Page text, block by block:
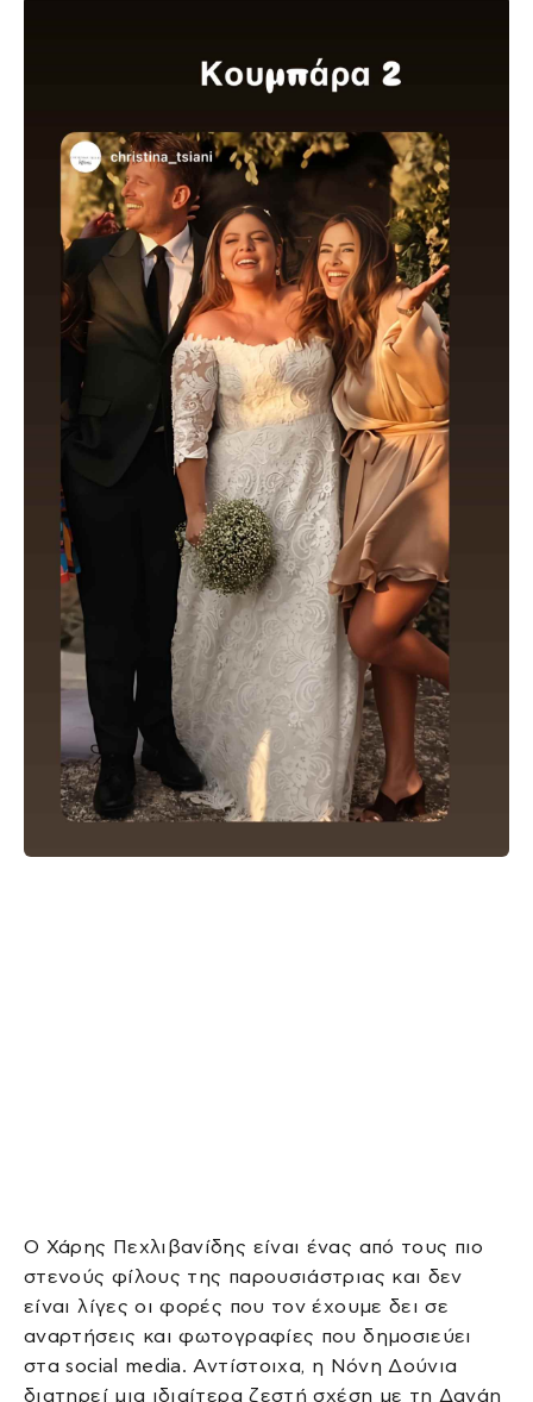
Ο Χάρης Πεχλιβανίδης είναι ένας από τους πιο
στενούς φίλους της παρουσιάστριας και δεν
είναι λίγες οι φορές που τον έχουμε δει σε
αναρτήσεις και φωτογραφίες που δημοσιεύει
στα social media. Αντίστοιχα, η Νόνη Δούνια
διατηρεί μια ιδιαίτερα ζεστή σχέση με τη Δανάη